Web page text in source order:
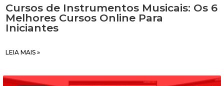
Cursos de Instrumentos Musicais: Os 6
Melhores Cursos Online Para
Iniciantes
LEIA MAIS »